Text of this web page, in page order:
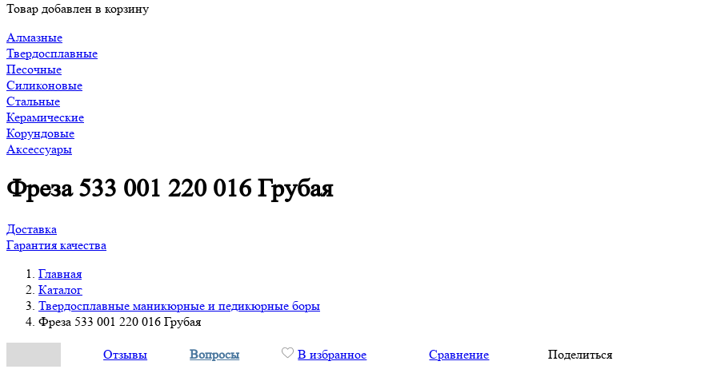
Товар добавлен в корзину
Алмазные
Твердосплавные
Песочные
Силиконовые
Стальные
Керамические
Корундовые
Аксессуары
Фреза 533 001 220 016 Грубая
Доставка
Гарантия качества
Главная
Каталог
Твердосплавные маникюрные и педикюрные боры
Фреза 533 001 220 016 Грубая
Отзывы Вопросы В избранное Сравнение Поделиться